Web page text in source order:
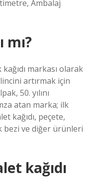
Ambalaj
mı?
markası olarak
artırmak için
50. yılını
atan marka; ilk
kağıdı, peçete,
bezi ve diğer ürünleri
kağıdı